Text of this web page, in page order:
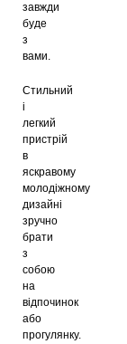
завжди
буде
з
вами.
Стильний
і
легкий
пристрій
в
яскравому
молодіжному
дизайні
зручно
брати
з
собою
на
відпочинок
або
прогулянку.